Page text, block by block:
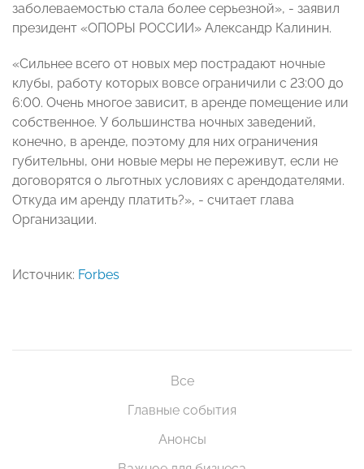
заболеваемостью стала более серьезной», - заявил
президент «ОПОРЫ РОССИИ» Александр Калинин.
«Сильнее всего от новых мер пострадают ночные
клубы, работу которых вовсе ограничили с 23:00 до
6:00. Очень многое зависит, в аренде помещение или
собственное. У большинства ночных заведений,
конечно, в аренде, поэтому для них ограничения
губительны, они новые меры не переживут, если не
договорятся о льготных условиях с арендодателями.
Откуда им аренду платить?», - считает глава
Организации.
Источник: Forbes
Все
Главные события
Анонсы